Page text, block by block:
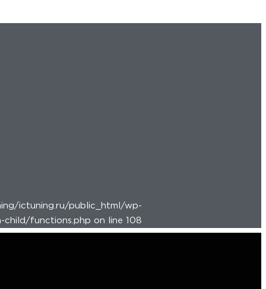
ictuning.ru/public_html/wp-
functions.php on line 108